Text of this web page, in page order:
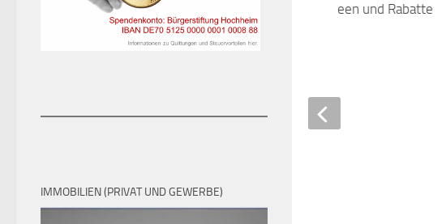
Ein Büchlein voller Ideen und Rabatte
29. OKTOBER 2024
IMMOBILIEN (PRIVAT UND GEWERBE)